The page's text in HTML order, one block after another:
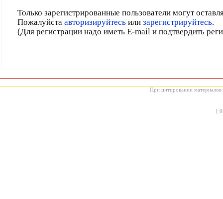
Только зарегистрированные пользователи могут
Пожалуйста авторизируйтесьили зарегистрируйтесь.
(Для регистрации надо иметь E-mail и подтвердить
При цитировании материалов
[